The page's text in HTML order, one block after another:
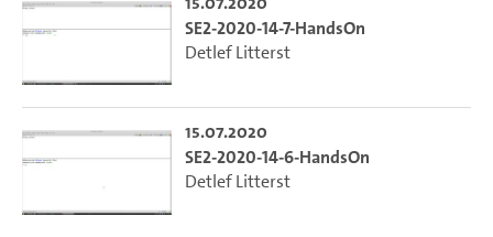
SE2-2020-14-7-HandsOn
Detlef Litterst
15.07.2020
SE2-2020-14-6-HandsOn
Detlef Litterst